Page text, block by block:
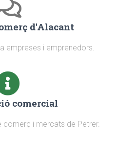
d'Alacant
empreses i emprenedors.
comercial
i mercats de Petrer.